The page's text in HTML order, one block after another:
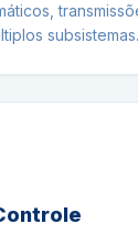
subsistemas.